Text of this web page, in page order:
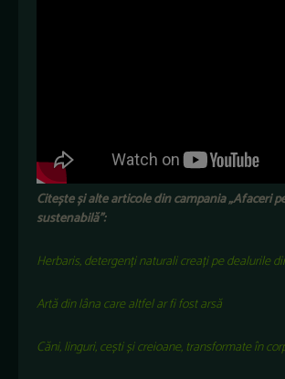
Citește și alte articole din campania „Afaceri
sustenabilă”:
Herbaris, detergenți naturali creați pe dealurile
Artă din lâna care altfel ar fi fost arsă
Căni, linguri, cești și creioane, transformate în